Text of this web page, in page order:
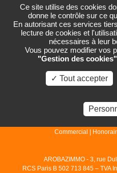
PAGE NON TROUVÉE
La page que vous demandez
Commercial |
AROBAZIMMO - 3, rue
RCS Paris B 502 713 845 – TVA
Ce site utilise des cookies
donne le contrôle sur ce
En autorisant ces services
lecture de cookies et
nécessaires à leur
Vous pouvez modifier vos
"Gestion des cookies"
✓ Tout accepter